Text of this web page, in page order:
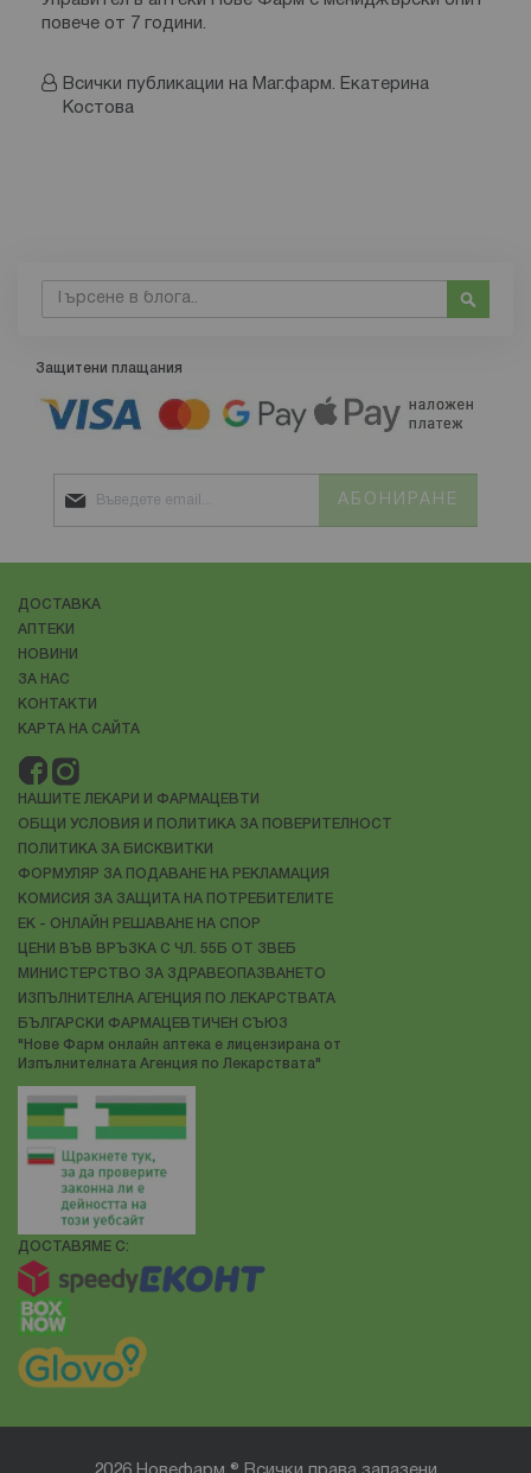
повече от 7 години.
Всички публикации на Маг.фарм. Екатерина
Костова
Търсене
Защитени плащания
АБОНИРАНЕ
ДОСТАВКА
АПТЕКИ
НОВИНИ
ЗА НАС
КОНТАКТИ
КАРТА НА САЙТА
НАШИТЕ ЛЕКАРИ И ФАРМАЦЕВТИ
ОБЩИ УСЛОВИЯ И ПОЛИТИКА ЗА ПОВЕРИТЕЛНОСТ
ПОЛИТИКА ЗА БИСКВИТКИ
ФОРМУЛЯР ЗА ПОДАВАНЕ НА РЕКЛАМАЦИЯ
КОМИСИЯ ЗА ЗАЩИТА НА ПОТРЕБИТЕЛИТЕ
ЕК - ОНЛАЙН РЕШАВАНЕ НА СПОР
ЦЕНИ ВЪВ ВРЪЗКА С ЧЛ. 55Б ОТ ЗВЕБ
МИНИСТЕРСТВО ЗА ЗДРАВЕОПАЗВАНЕТО
ИЗПЪЛНИТЕЛНА АГЕНЦИЯ ПО ЛЕКАРСТВАТА
БЪЛГАРСКИ ФАРМАЦЕВТИЧЕН СЪЮЗ
"Нове Фарм онлайн аптека е лицензирана от
Изпълнителната Агенция по Лекарствата"
ДОСТАВЯМЕ С: